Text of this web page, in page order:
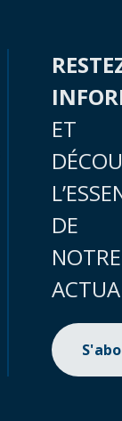
ET
DE
NOTRE